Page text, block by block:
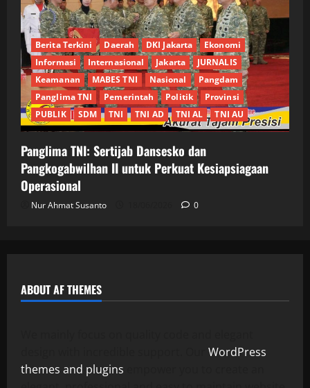
Berita Terkini Daerah DKI Jakarta
Ekonomi
Informasi
Internasional Jakarta
JURNALIS
Keamanan
MABES TNI Nasional
Pangdam
Panglima TNI
Pemerintah Politik
Provinsi
PUBLIK
SDM TNI TNI AD TNI AL TNI AU
Panglima TNI: Sertijab Dansesko dan
Pangkogabwilhan II untuk Perkuat Kesiapsiagaan
Operasional
Nur Ahmat Susanto 0
ABOUT AF THEMES
WordPress
themes and plugins